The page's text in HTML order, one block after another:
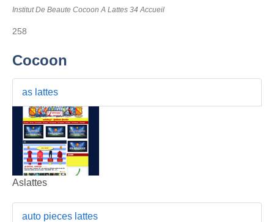
Institut De Beaute Cocoon A Lattes 34 Accueil
258
Cocoon
as lattes
Aslattes
auto pieces lattes